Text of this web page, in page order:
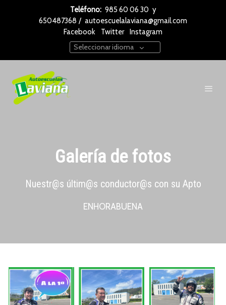
Teléfono: 985 60 06 30 y
650487368 / autoescuelalaviana@gmail.com
Facebook
Twitter
Instagram
Seleccionar idioma
Galería de fotos
Nuestr@s últim@s conductor@s con su Apto
ENHORABUENA